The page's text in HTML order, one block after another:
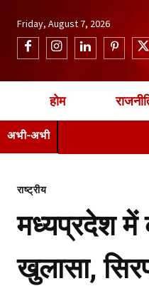
Friday, August 7, 2026
होम
अभी-अभी
राष्ट्रीय
मध्यप्रदेश में
खुलासा,